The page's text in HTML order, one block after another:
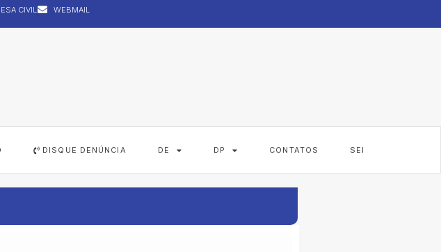
CIVIL WEBMAIL
DISQUE DENÚNCIA DE DP CONTATOS SEI